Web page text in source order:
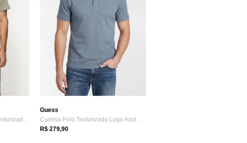
Camisa Guess Eco Malha Texturizada Verde
Guess
Camisa Polo Texturizada Logo Azul Guess
R$ 279,90